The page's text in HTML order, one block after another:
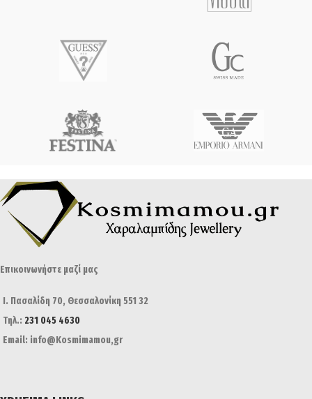
Επικοινωνήστε μαζί μας
Ι. Πασαλίδη 70, Θεσσαλονίκη 551 32
Τηλ.: 231 045 4630
Email: info@Kosmimamou,gr